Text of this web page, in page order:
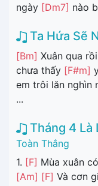
ngày [Dm7] nào
Ta Hứa Sẽ
[Bm] Xuân qua
chưa thấy [F#m]
em trôi lăn nghìn
...
Tháng 4 Là
Toàn Thắng
1. [F] Mùa xuân có
[Am] [F] Và cơn